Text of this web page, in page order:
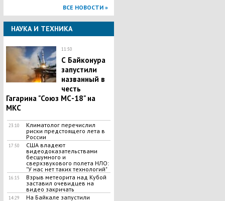
ВСЕ НОВОСТИ »
НАУКА И ТЕХНИКА
11:50
С Байконура
запустили
названный в
честь
Гагарина "Союз МС-18" на
МКС
23:10
Климатолог перечислил
риски предстоящего лета в
России
17:50
США владеют
видеодоказательствами
бесшумного и
сверхзвукового полета НЛО:
"У нас нет таких технологий"
16:15
Взрыв метеорита над Кубой
заставил очевидцев на
видео закричать
14:29
На Байкале запустили